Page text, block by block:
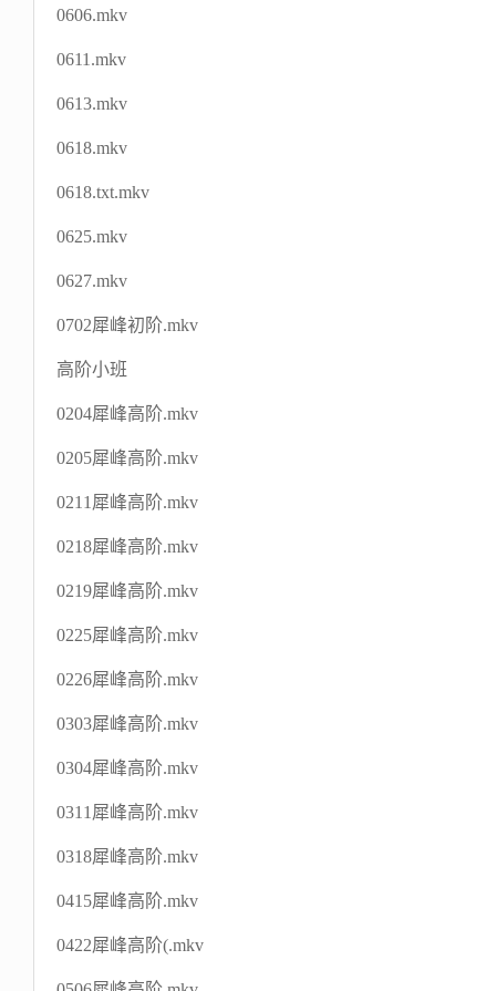
0606.mkv
0611.mkv
0613.mkv
0618.mkv
0618.txt.mkv
0625.mkv
0627.mkv
0702犀峰初阶.mkv
高阶小班
0204犀峰高阶.mkv
0205犀峰高阶.mkv
0211犀峰高阶.mkv
0218犀峰高阶.mkv
0219犀峰高阶.mkv
0225犀峰高阶.mkv
0226犀峰高阶.mkv
0303犀峰高阶.mkv
0304犀峰高阶.mkv
0311犀峰高阶.mkv
0318犀峰高阶.mkv
0415犀峰高阶.mkv
0422犀峰高阶(.mkv